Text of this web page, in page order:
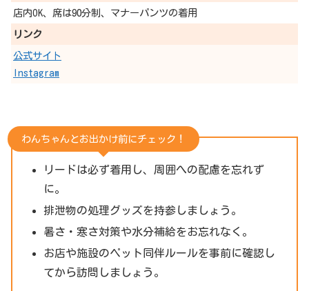
店内OK、席は90分制、マナーパンツの着用
リンク
公式サイト
Instagram
わんちゃんとお出かけ前にチェック！
リードは必ず着用し、周囲への配慮を忘れず
に。
排泄物の処理グッズを持参しましょう。
暑さ・寒さ対策や水分補給をお忘れなく。
お店や施設のペット同伴ルールを事前に確認し
てから訪問しましょう。